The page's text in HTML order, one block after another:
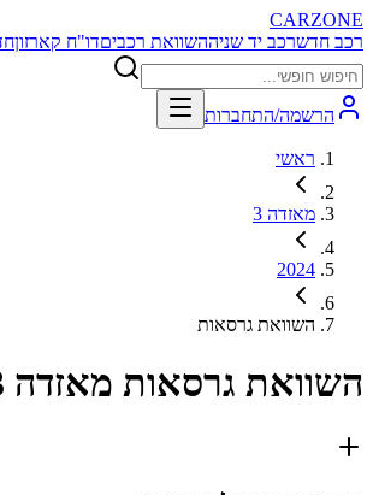
CARZONE
רכב חדשרכב יד שניההשוואת רכביםדו"ח קארזון
הרשמה/התחברות
ראשי
מאזדה 3
2024
השוואת גרסאות
השוואת גרסאות מאזדה 3 2024